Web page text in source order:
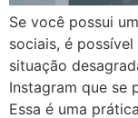
Se você possui
sociais, é
situação
Instagram que se
Essa é uma